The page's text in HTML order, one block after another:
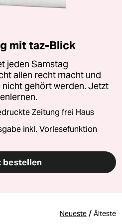
mit taz-Blick
jeden Samstag
allen recht macht und
gehört werden. Jetzt
Zeitung frei Haus
inkl. Vorlesefunktion
bestellen
Neueste / Älteste